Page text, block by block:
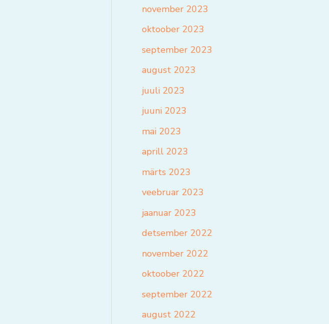
november 2023
oktoober 2023
september 2023
august 2023
juuli 2023
juuni 2023
mai 2023
aprill 2023
märts 2023
veebruar 2023
jaanuar 2023
detsember 2022
november 2022
oktoober 2022
september 2022
august 2022